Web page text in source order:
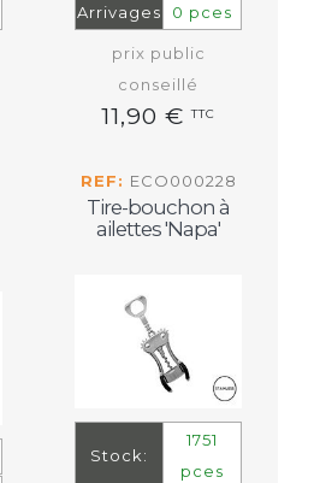
Arrivages 0 pces
prix public
conseillé
11,90 €TTC
REF: ECO000228
Tire-bouchon à
ailettes 'Napa'
Stock:
1751
pces